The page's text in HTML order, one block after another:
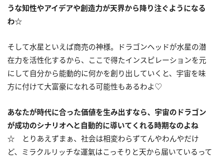
うな知性やアイデアや創造力が天界から降り注ぐようになる
わ☆
そして水星といえば商売の神様。ドラゴンヘッドが水星の潜
在力を活性化するから、ここで得たインスピレーションを元
にして自分から能動的に何かを創り出していくと、宇宙を味
方に付けて大富豪になれる可能性もあるわよ♡
あなたが時代に合った価値を生み出すなら、宇宙のドラゴン
が成功のシナリオへと自動的に導いてくれる時期なのよね
☆ とりあえずまぁ、社会は相変わらずてんやわんやだけ
ど、ミラクルリッチな運氣はこっそりと天から届いているって